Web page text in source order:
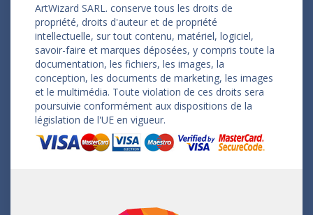
ArtWizard SARL. conserve tous les droits de
propriété, droits d'auteur et de propriété
intellectuelle, sur tout contenu, matériel, logiciel,
savoir-faire et marques déposées, y compris toute la
documentation, les fichiers, les images, la
conception, les documents de marketing, les images
et le multimédia. Toute violation de ces droits sera
poursuivie conformément aux dispositions de la
législation de l'UE en vigueur.